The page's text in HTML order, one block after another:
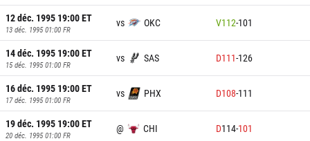
12 déc. 1995 19:00ET
13 déc. 1995 01:00 FR
vs OKC V112-101
14 déc. 1995 19:00ET
15 déc. 1995 01:00 FR
vs SAS D111-126
16 déc. 1995 19:00ET
17 déc. 1995 01:00 FR
vs PHX D108-111
19 déc. 1995 19:00ET
20 déc. 1995 01:00 FR
@ CHI D114-101